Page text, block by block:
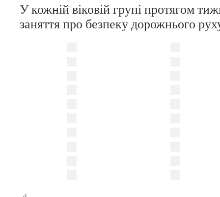
У кожній віковій групі протягом
заняття про безпеку дорожнього